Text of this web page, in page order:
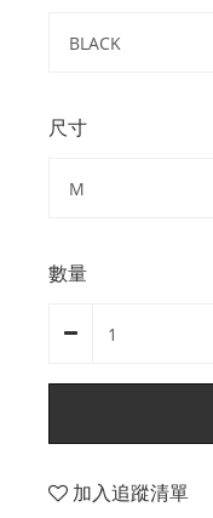
尺寸
數量
加入追蹤清單